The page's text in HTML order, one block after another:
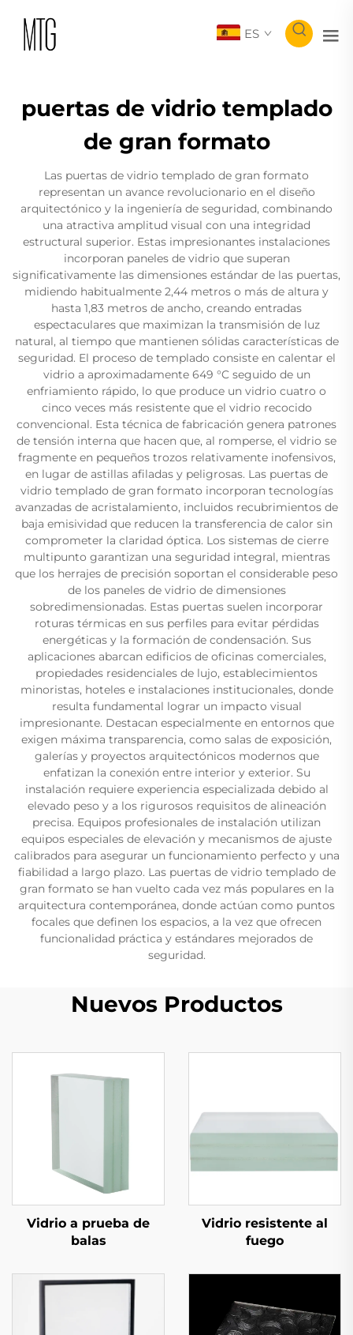
ES
puertas de vidrio templado
de gran formato
Las puertas de vidrio templado de gran formato
representan un avance revolucionario en el diseño
arquitectónico y la ingeniería de seguridad, combinando
una atractiva amplitud visual con una integridad
estructural superior. Estas impresionantes instalaciones
incorporan paneles de vidrio que superan
significativamente las dimensiones estándar de las puertas,
midiendo habitualmente 2,44 metros o más de altura y
hasta 1,83 metros de ancho, creando entradas
espectaculares que maximizan la transmisión de luz
natural, al tiempo que mantienen sólidas características de
seguridad. El proceso de templado consiste en calentar el
vidrio a aproximadamente 649 °C seguido de un
enfriamiento rápido, lo que produce un vidrio cuatro o
cinco veces más resistente que el vidrio recocido
convencional. Esta técnica de fabricación genera patrones
de tensión interna que hacen que, al romperse, el vidrio se
fragmente en pequeños trozos relativamente inofensivos,
en lugar de astillas afiladas y peligrosas. Las puertas de
vidrio templado de gran formato incorporan tecnologías
avanzadas de acristalamiento, incluidos recubrimientos de
baja emisividad que reducen la transferencia de calor sin
comprometer la claridad óptica. Los sistemas de cierre
multipunto garantizan una seguridad integral, mientras
que los herrajes de precisión soportan el considerable peso
de los paneles de vidrio de dimensiones
sobredimensionadas. Estas puertas suelen incorporar
roturas térmicas en sus perfiles para evitar pérdidas
energéticas y la formación de condensación. Sus
aplicaciones abarcan edificios de oficinas comerciales,
propiedades residenciales de lujo, establecimientos
minoristas, hoteles e instalaciones institucionales, donde
resulta fundamental lograr un impacto visual
impresionante. Destacan especialmente en entornos que
exigen máxima transparencia, como salas de exposición,
galerías y proyectos arquitectónicos modernos que
enfatizan la conexión entre interior y exterior. Su
instalación requiere experiencia especializada debido al
elevado peso y a los rigurosos requisitos de alineación
precisa. Equipos profesionales de instalación utilizan
equipos especiales de elevación y mecanismos de ajuste
calibrados para asegurar un funcionamiento perfecto y una
fiabilidad a largo plazo. Las puertas de vidrio templado de
gran formato se han vuelto cada vez más populares en la
arquitectura contemporánea, donde actúan como puntos
focales que definen los espacios, a la vez que ofrecen
funcionalidad práctica y estándares mejorados de
seguridad.
Nuevos Productos
Vidrio a prueba de
balas
Vidrio resistente al
fuego